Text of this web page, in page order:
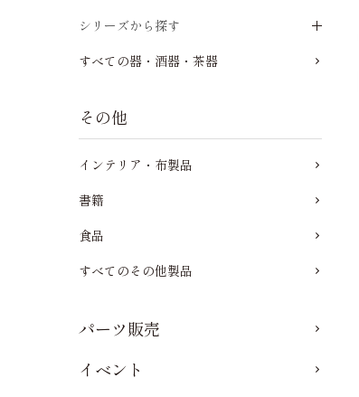
シリーズから探す
すべての器・酒器・茶器
その他
インテリア・布製品
書籍
食品
すべてのその他製品
パーツ販売
イベント